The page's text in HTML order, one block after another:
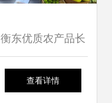
衡东优质农产品长
沙推介周启动 绿色
查看详情